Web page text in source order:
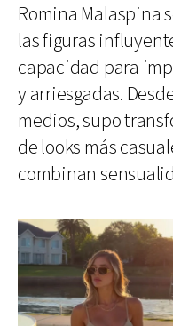
Romina Malaspina
las figuras
capacidad para
y arriesgadas.
medios, supo
de looks más
combinan